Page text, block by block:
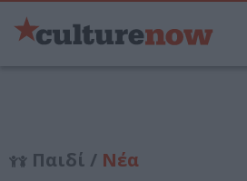
Παιδί / Νέα